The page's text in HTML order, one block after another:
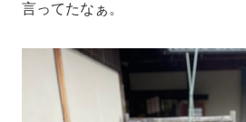
言ってたなぁ。